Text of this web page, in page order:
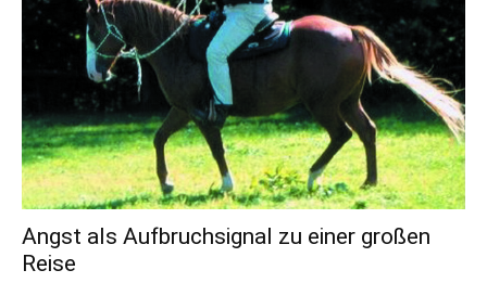
Angst als Aufbruchsignal zu einer großen
Reise